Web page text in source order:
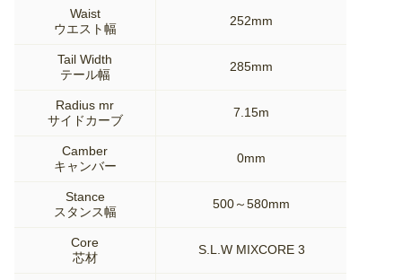
Waist
ウエスト幅
252mm
Tail Width
テール幅
285mm
Radius mr
サイドカーブ
7.15m
Camber
キャンバー
0mm
Stance
スタンス幅
500～580mm
Core
芯材
S.L.W MIXCORE 3